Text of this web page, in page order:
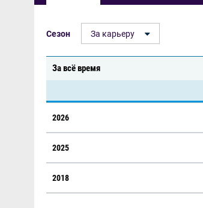
Сезон За карьеру
За всё время
2026
2025
2018